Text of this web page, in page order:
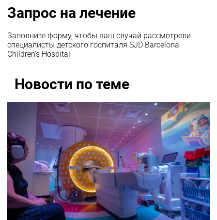
Запрос на лечение
Заполните форму, чтобы ваш случай рассмотрели
специалисты детского госпиталя SJD Barcelona
Children's Hospital
Новости по теме